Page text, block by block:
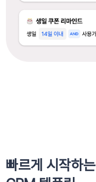
빠르게 시작하는